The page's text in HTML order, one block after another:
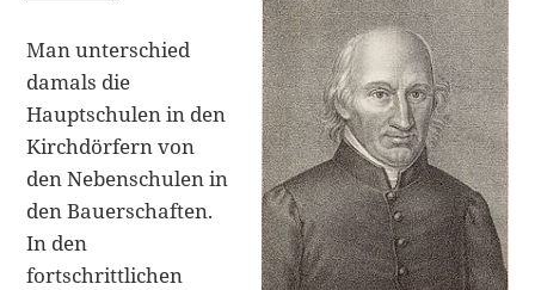
Man unterschied
damals die
Hauptschulen in den
Kirchdörfern von
den Nebenschulen in
den Bauerschaften.
In den
fortschrittlichen